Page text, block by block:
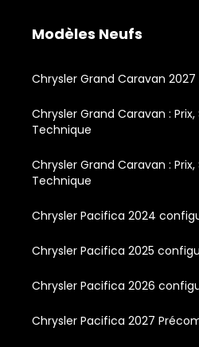
Modèles Neufs
Chrysler Grand Caravan
Chrysler Grand Caravan :
Technique
Chrysler Grand Caravan :
Technique
Chrysler Pacifica 2024
Chrysler Pacifica 2025
Chrysler Pacifica 2026
Chrysler Pacifica 2027